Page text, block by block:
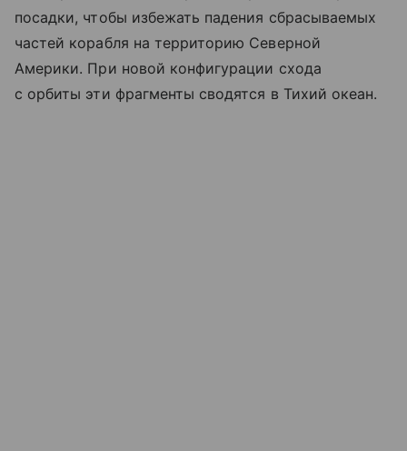
посадки, чтобы избежать падения сбрасываемых
частей корабля на территорию Северной
Америки. При новой конфигурации схода
с орбиты эти фрагменты сводятся в Тихий океан.